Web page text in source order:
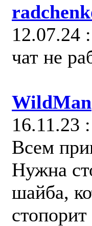
12.07.24
чат не
WildMan
16.11.23
Всем
Нужна
шайба,
стопорит